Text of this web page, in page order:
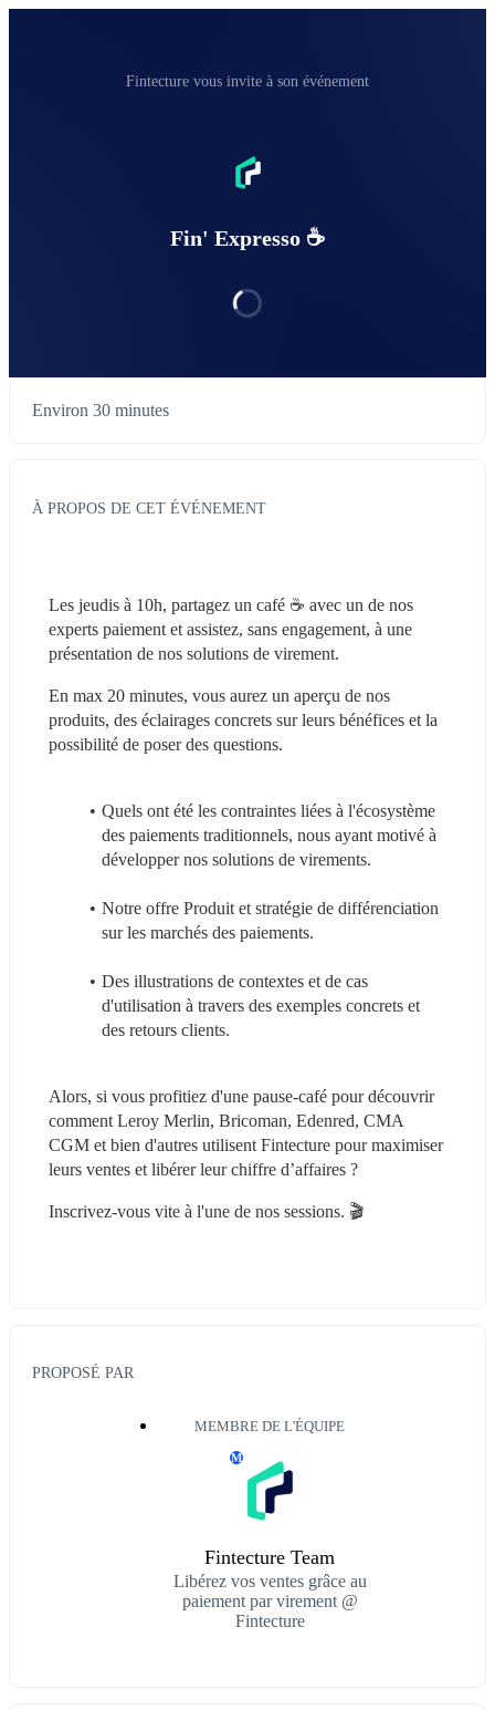
Fintecture vous invite à son événement
Fin' Expresso ☕️
Environ 30 minutes
À PROPOS DE CET ÉVÉNEMENT
Les jeudis à 10h, partagez un café ☕️ avec un de nos
experts paiement et assistez, sans engagement, à une
présentation de nos solutions de virement.
En max 20 minutes, vous aurez un aperçu de nos
produits, des éclairages concrets sur leurs bénéfices et la
possibilité de poser des questions.
Quels ont été les contraintes liées à l'écosystème
des paiements traditionnels, nous ayant motivé à
développer nos solutions de virements.
Notre offre Produit et stratégie de différenciation
sur les marchés des paiements.
Des illustrations de contextes et de cas
d'utilisation à travers des exemples concrets et
des retours clients.
Alors, si vous profitiez d'une pause-café pour découvrir
comment Leroy Merlin, Bricoman, Edenred, CMA
CGM et bien d'autres utilisent Fintecture pour maximiser
leurs ventes et libérer leur chiffre d’affaires ?
Inscrivez-vous vite à l'une de nos sessions. 🎬
PROPOSÉ PAR
MEMBRE DE L'ÉQUIPE
M
Fintecture Team
Libérez vos ventes grâce au
paiement par virement @
Fintecture